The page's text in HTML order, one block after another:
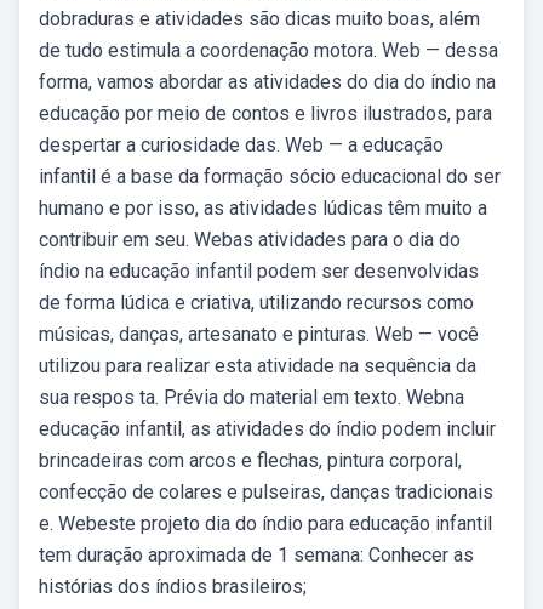
dobraduras e atividades são dicas muito boas, além
de tudo estimula a coordenação motora. Web — dessa
forma, vamos abordar as atividades do dia do índio na
educação por meio de contos e livros ilustrados, para
despertar a curiosidade das. Web — a educação
infantil é a base da formação sócio educacional do ser
humano e por isso, as atividades lúdicas têm muito a
contribuir em seu. Webas atividades para o dia do
índio na educação infantil podem ser desenvolvidas
de forma lúdica e criativa, utilizando recursos como
músicas, danças, artesanato e pinturas. Web — você
utilizou para realizar esta atividade na sequência da
sua respos ta. Prévia do material em texto. Webna
educação infantil, as atividades do índio podem incluir
brincadeiras com arcos e flechas, pintura corporal,
confecção de colares e pulseiras, danças tradicionais
e. Webeste projeto dia do índio para educação infantil
tem duração aproximada de 1 semana: Conhecer as
histórias dos índios brasileiros;